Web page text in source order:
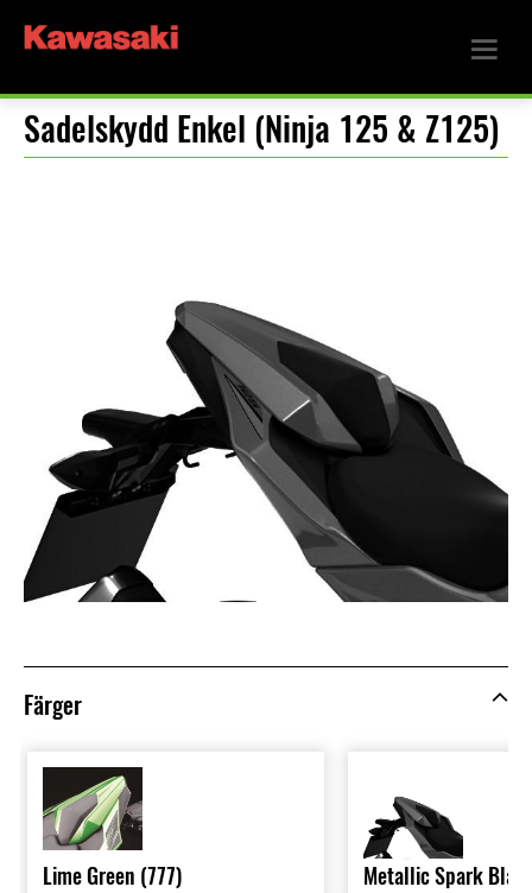
Sadelskydd Enkel (Ninja 125 & Z125)
Färger
Lime Green (777) Metallic Spark